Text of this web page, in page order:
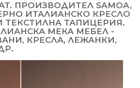
ПРОИЗВОДИТЕЛ SAMOA,
ИТАЛИАНСКО КРЕСЛО
ТЕКСТИЛНА ТАПИЦЕРИЯ.
МЕКА МЕБЕЛ -
КРЕСЛА, ЛЕЖАНКИ,